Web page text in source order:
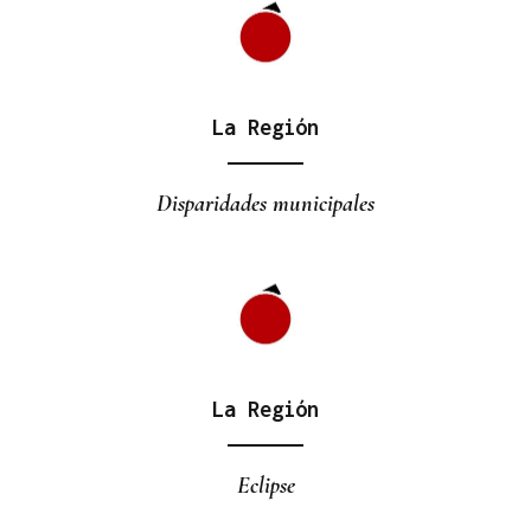
La Región
Disparidades municipales
La Región
Eclipse